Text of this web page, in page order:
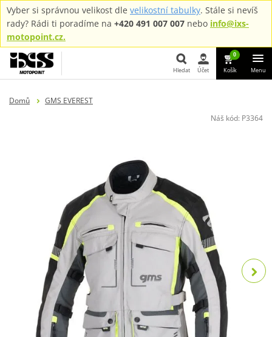
Vyber si správnou velikost dle velikostní tabulky. Stále si nevíš
rady? Rádi ti poradíme na +420 491 007 007 nebo info@ixs-
motopoint.cz.
Hledat Účet
0
Košík Menu
Domů
GMS EVEREST
Náš kód: P3364